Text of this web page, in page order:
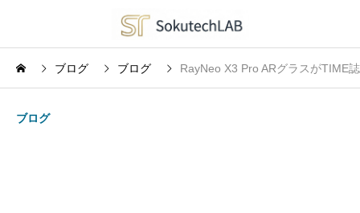
ブログ ブログ RayNeo X3 Pro ARグラスがTIME
ブログ